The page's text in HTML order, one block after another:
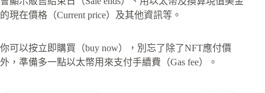
的現在價格（Current price）及其他資訊等。
你可以按立即購買（buy now），別忘了除了NFT應付價
外，準備多一點以太幣用來支付手續費（Gas fee）。